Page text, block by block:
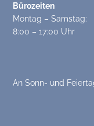
Bürozeiten
Montag – Samstag:
8:00 – 17:00 Uhr
An Sonn- und